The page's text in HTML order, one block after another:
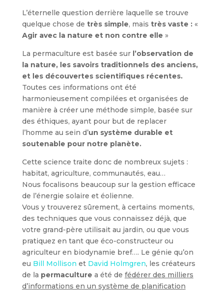
L’éternelle question derrière laquelle se trouve
quelque chose de très simple, mais très vaste : «
Agir avec la nature et non contre elle »
La permaculture est basée sur l’observation de
la nature, les savoirs traditionnels des anciens,
et les découvertes scientifiques récentes.
Toutes ces informations ont été
harmonieusement compilées et organisées de
manière à créer une méthode simple, basée sur
des éthiques, ayant pour but de replacer
l’homme au sein d’un système durable et
soutenable pour notre planète.
Cette science traite donc de nombreux sujets :
habitat, agriculture, communautés, eau…
Nous focalisons beaucoup sur la gestion efficace
de l’énergie solaire et éolienne.
Vous y trouverez sûrement, à certains moments,
des techniques que vous connaissez déjà, que
votre grand-père utilisait au jardin, ou que vous
pratiquez en tant que éco-constructeur ou
agriculteur en biodynamie bref…. Le génie qu’on
eu Bill Mollison et David Holmgren, les créateurs
de la permaculture a été de fédérer des milliers
d’informations en un système de planification